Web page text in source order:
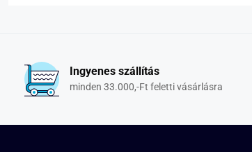
Ingyenes szállítás
minden 33.000,-Ft feletti vásárlásra